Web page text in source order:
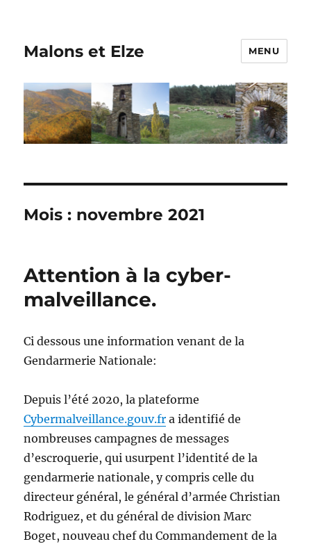
Malons et Elze MENU
Mois : novembre 2021
Attention à la cyber-
malveillance.
Ci dessous une information venant de la
Gendarmerie Nationale:
Depuis l’été 2020, la plateforme
Cybermalveillance.gouv.fr a identifié de
nombreuses campagnes de messages
d’escroquerie, qui usurpent l’identité de la
gendarmerie nationale, y compris celle du
directeur général, le général d’armée Christian
Rodriguez, et du général de division Marc
Boget, nouveau chef du Commandement de la